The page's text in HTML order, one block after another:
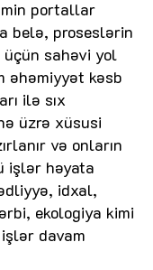
portallar
belə, proseslərin
üçün sahəvi yol
əhəmiyyət kəsb
ilə sıx
üzrə xüsusi
və onların
işlər həyata
idxal,
ekologiya kimi
davam